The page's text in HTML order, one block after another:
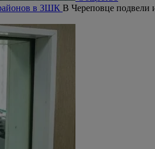
в ЗШК В Череповце подвели